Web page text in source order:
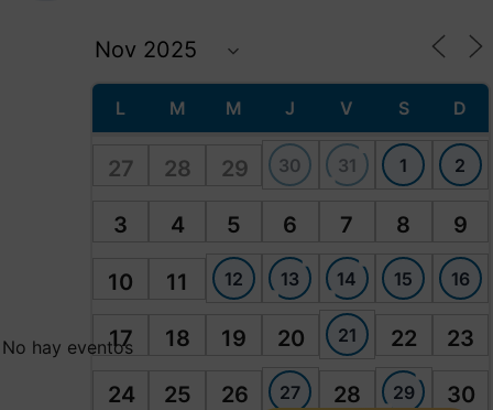
L M M J V S D
27 28 29 30 31 1 2
3 4 5 6 7 8 9
10 11 12 13 14 15 16
17 18 19 20 21 22 23
24 25 26 27 28 29 30
No hay eventos